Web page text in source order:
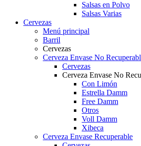
Salsas en Polvo
Salsas Varias
Cervezas
Menú principal
Barril
Cervezas
Cerveza Envase No
Cervezas
Cerveza Envase No
Con Limón
Estrella Damm
Free Damm
Otros
Voll Damm
Xibeca
Cerveza Envase Recuperable